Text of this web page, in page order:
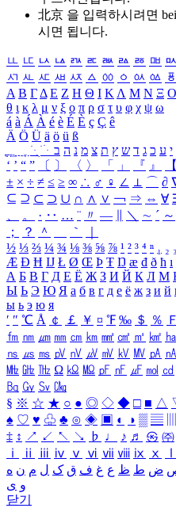
北京 을 입력하시려면
시면 됩니다.
ㅥ ㅦ ㅧ ㅨ ㅩ ㅪ ㅫ ㅬ ㅭ ㅮ ㅯ
ㅺ ㅻ ㅼ ㅽ ㅾ ㅿ ㆀ ㆁ ㆂ ㆃ ㆄ
Α Β ΓΔ Ε Ζ Η Θ Ι ΚΛ Μ Ν Ξ Ο
θ ι κ λ μ ν ξ ο π ρ σ τ υ φ χ ψ ω
á à Á À é è É È ç Ç ê
Ä Ö Ü ä ö ü ß
ִֶֹ ֻּ ׁׂ י ע כ ג ד ש ץ ת צ מ נ ה ב
‘ ’ “ ” 〔 〕 〈 〉 「 」 『 』 【
± × ÷ ≠ ≤ ≥ ∞ ∴ ♂ ♀ ∠ ⊥ ⌒ ∂
⊆ ⊇ ⊂ ⊃ ∪ ∩ ∧ ∨ ￢ ⇒ ⇔ ∀
、
。 · ‥ … ¨ 〃 ― ＼ ∼ ´ ～
；
？ ＾ ｀
½ ⅓ ⅔ ¼ ¾ ⅛ ⅜ ⅝ ⅞ ¹ ² ³ ⁴ ⁿ ₁ ₂ ₃
Æ Ð Ħ Ĳ Ł Ø Œ Þ Ŧ Ŋ æ đ ð ħ ı
А Б В Г Д Е Ё Ж З И Й К Л М
Ы Ь Э Ю Я а б в г д е ё ж з и й
ы ь э ю я
′ ″ ℃ Å ￠ ￡ ￥ ¤ ℉ ‰ ＄ ％ Ｆ
㎙ ㎚ ㎛ ㎜ ㎝ ㎞ ㎟ ㎠ ㎡ ㎢ ㏊
㎱ ㎲ ㎳ ㎴ ㎵ ㎶ ㎷ ㎸ ㎹ ㎀ ㎁
㎒ ㎓ ㎔ Ω ㏀ ㏁ ㎊ ㎋ ㎌ ㏖ ㏅
㏃ ㏉ ㏜ ㏆
§ ※ ☆ ★ ○ ● ◎ ◇ ◆ □ ■ △
♠ ♡ ♥ ♧ ♣ ⊙ ◈ ▣ ◐ ◑ ▒ ▤
‡ ↕ ↗ ↙ ↖ ↘ ♭ ♩ ♪ ♬ ㉿ ㈜
ⅰ
ⅱ ⅲ ⅳ ⅴ ⅵ ⅶ ⅷ ⅸ ⅹ
ض ط ظ ع غ ف ق ک ل م ن ه
و ی
닫기